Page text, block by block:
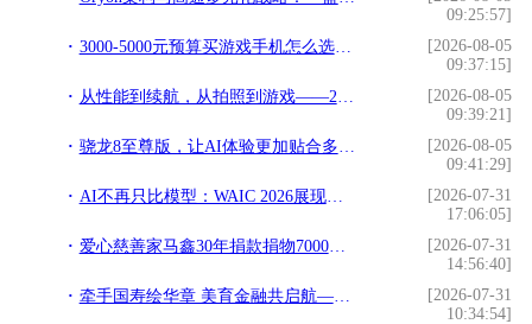
09:25:57]
3000-5000元预算买游戏手机怎么选？这三款骁龙旗舰让你稳赢每一局
[2026-08-05
09:37:15]
从性能到续航，从拍照到游戏——2026年换机看这几款就够了
[2026-08-05
09:39:21]
骁龙8至尊版，让AI体验更加贴合多样化使用场景
[2026-08-05
09:41:29]
AI不再只比模型：WAIC 2026展现应用、算力与生态的新竞争
[2026-07-31
17:06:05]
爱心慈善家马鑫30年捐款捐物7000多万元以丹心履行社会责任
[2026-07-31
14:56:40]
牵手国寿绘华章 美育金融共启航——2026年第十六届少儿绘画大赛佛山赛区正式启动
[2026-07-31
10:34:54]